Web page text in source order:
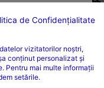
5 evaluări ale clienților
de Confidențialitate
vizitatorilor noștri,
conținut personalizat și
Pentru mai multe informații
setările.